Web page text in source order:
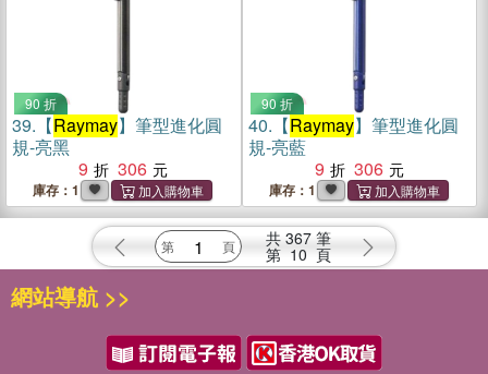
90 折
39. 【Raymay】筆型進化圓
規-亮黑
9
306
庫存：1
90 折
40. 【Raymay】筆型進化圓
規-亮藍
9
306
庫存：1
共 367 筆
第 10 頁
網站導航 >>